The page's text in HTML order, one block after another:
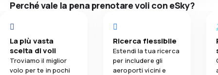
Perché vale la pena prenotare voli con eSky?
La più vasta
scelta di voli
Troviamo il miglior
volo per te in pochi
Ricerca flessibile
Estendi la tua ricerca
per includere gli
aeroporti vicini e